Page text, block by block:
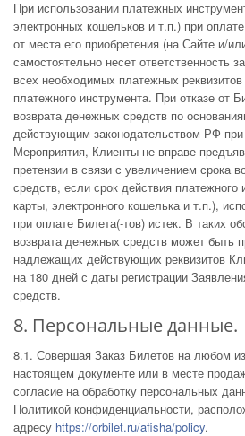
При использовании платежных
электронных кошельков и т.п.) при
от места его приобретения (на Сайте и/
самостоятельно несет ответственность
всех необходимых платежных
платежного инструмента. При отказе от
возврата денежных средств по
действующим законодательством РФ
Мероприятия, Клиенты не вправе
претензии в связи с увеличением срока
средств, если срок действия платежного
карты, электронного кошелька и т.п.),
при оплате Билета(-тов) истек. В таких
возврата денежных средств может быть
надлежащих действующих реквизитов
на 180 дней с даты регистрации
средств.
8. Персональные данные.
8.1. Совершая Заказ Билетов на любом
настоящем документе или в месте
согласие на обработку персональных
Политикой конфиденциальности,
адресу https://orbilet.ru/afisha/policy.